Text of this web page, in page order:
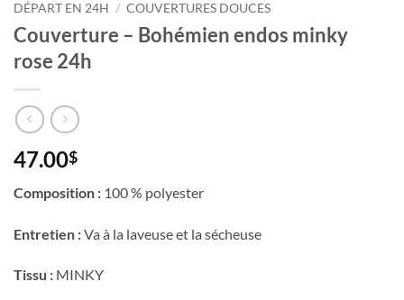
DÉPART EN 24H / COUVERTURES DOUCES
Couverture – Bohémien endos minky
rose 24h
47.00$
Composition : 100 % polyester
Entretien :Va à la laveuse et la sécheuse
Tissu : MINKY